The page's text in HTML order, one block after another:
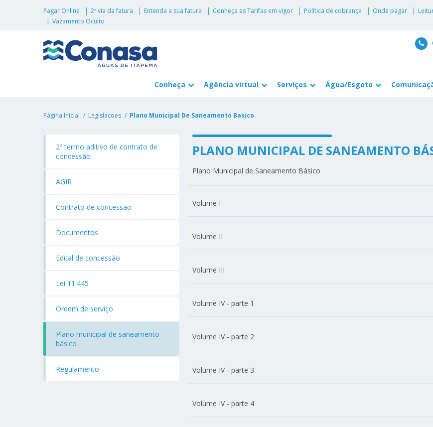
Pagar Online 2ª via da fatura Entenda a sua fatura Conheça as Tarifas em vigor Política de cobrança Onde pagar
Vazamento Oculto
Conheça Agência virtual Serviços Água/Esgoto
Página Inicial Legislacoes Plano Municipal De Saneamento Basico
2º termo aditivo de contrato de
concessão
AGIR
Contrato de concessão
Documentos
Edital de concessão
Lei 11.445
Ordem de serviço
Plano municipal de saneamento
básico
Regulamento
PLANO MUNICIPAL DE SANEAMENTO
Plano Municipal de Saneamento Básico
Volume I
Volume II
Volume III
Volume IV - parte 1
Volume IV - parte 2
Volume IV - parte 3
Volume IV - parte 4